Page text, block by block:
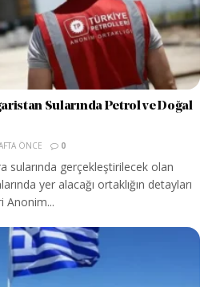
Sularında Petrol ve Doğal
ÖNCE 0
sularında gerçekleştirilecek olan
yer alacağı ortaklığın detayları
Anonim...